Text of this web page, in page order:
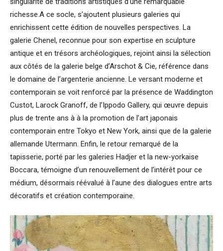
richesse.A ce socle, s’ajoutent plusieurs galeries qui
enrichissent cette édition de nouvelles perspectives. La
galerie Chenel, reconnue pour son expertise en sculpture
antique et en trésors archéologiques, rejoint ainsi la sélection
aux côtés de la galerie belge d’Arschot & Cie, référence dans
le domaine de l’argenterie ancienne. Le versant moderne et
contemporain se voit renforcé par la présence de Waddington
Custot, Larock Granoff, de l’Ippodo Gallery, qui œuvre depuis
plus de trente ans à à la promotion de l’art japonais
contemporain entre Tokyo et New York, ainsi que de la galerie
allemande Utermann. Enfin, le retour remarqué de la
tapisserie, porté par les galeries Hadjer et la new-yorkaise
Boccara, témoigne d’un renouvellement de l’intérêt pour ce
médium, désormais réévalué à l’aune des dialogues entre arts
décoratifs et création contemporaine.